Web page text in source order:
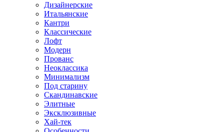
Дизайнерские
Итальянские
Кантри
Классические
Лофт
Модерн
Прованс
Неоклассика
Минимализм
Под старину
Скандинавские
Элитные
Эксклюзивные
Хай-тек